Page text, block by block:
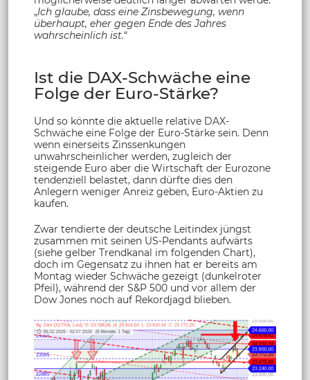
„Ich glaube, dass eine Zinsbewegung, wenn
überhaupt, eher gegen Ende des Jahres
wahrscheinlich ist.“
Ist die DAX-Schwäche eine
Folge der Euro-Stärke?
Und so könnte die aktuelle relative DAX-
Schwäche eine Folge der Euro-Stärke sein. Denn
wenn einerseits Zinssenkungen
unwahrscheinlicher werden, zugleich der
steigende Euro aber die Wirtschaft der Eurozone
tendenziell belastet, dann dürfte dies den
Anlegern weniger Anreiz geben, Euro-Aktien zu
kaufen.
Zwar tendierte der deutsche Leitindex jüngst
zusammen mit seinen US-Pendants aufwärts
(siehe gelber Trendkanal im folgenden Chart),
doch im Gegensatz zu ihnen hat er bereits am
Montag wieder Schwäche gezeigt (dunkelroter
Pfeil), während der S&P 500 und vor allem der
Dow Jones noch auf Rekordjagd blieben.